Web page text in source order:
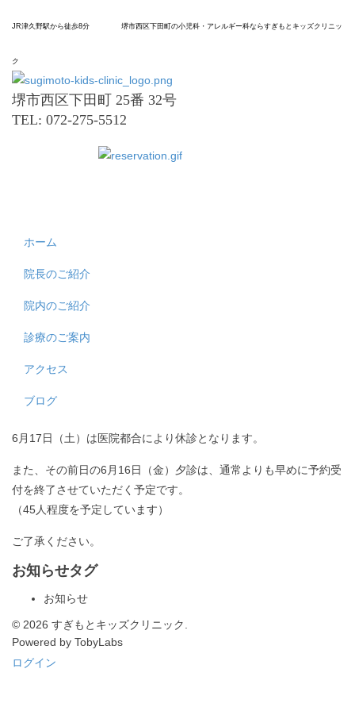
JR津久野駅から徒歩8分 堺市西区下田町の小児科 ・アレルギー科ならすぎもと キッズクリニッ
ク
堺市西区下田町 25番 32号
TEL: 072-275-5512
ホーム
院長のご紹介
院内のご紹介
診療のご案内
アクセス
ブログ
6月17日（土）は医院都合により休診となります。
また、その前日の6月16日（金）夕診は、通常よりも早めに予約受
付を終了させていただく予定です。
（45人程度を予定しています）
ご了承ください。
お知らせタグ
お知らせ
© 2026 すぎもとキッズクリニック.
Powered by TobyLabs
ログイン